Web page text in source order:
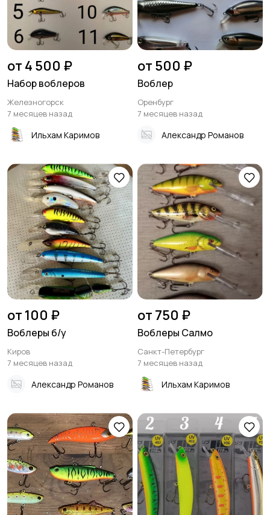
от 4 500 ₽
Набор воблеров
Железногорск
7 месяцев назад
Ильхам Каримов
от 500 ₽
Воблер
Оренбург
7 месяцев назад
Александр Романов
от 100 ₽
Воблеры б/у
Киров
7 месяцев назад
Александр Романов
от 750 ₽
Воблеры Салмо
Санкт-Петербург
7 месяцев назад
Ильхам Каримов